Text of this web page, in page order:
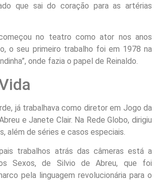
que sai do coração para as artérias
no teatro como ator nos anos
o seu primeiro trabalho foi em 1978 na
onde fazia o papel de Reinaldo.
já trabalhava como diretor em Jogo da
e Janete Clair. Na Rede Globo, dirigiu
além de séries e casos especiais.
trabalhos atrás das câmeras está a
Sexos, de Silvio de Abreu, que foi
pela linguagem revolucionária para o